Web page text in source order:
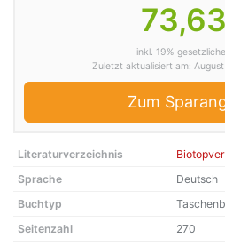
inkl. 19%
Zuletzt aktualisiert am:
Zum
Literaturverzeichnis
Sprache
Deutsch
Buchtyp
Seitenzahl
270